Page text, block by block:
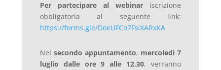
Per partecipare al webinar iscrizione
obbligatoria al seguente link:
https://forms.gle/DoeUFCo7FsiXARxKA
Nel secondo appuntamento, mercoledì 7
luglio dalle ore 9 alle 12.30, verranno